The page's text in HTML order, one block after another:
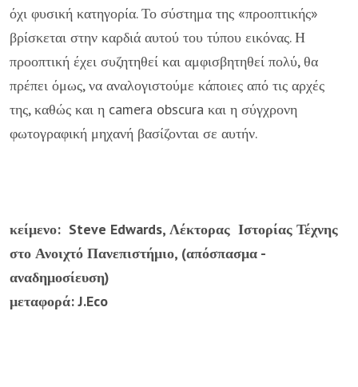
όχι φυσική κατηγορία. Το σύστημα της «προοπτικής»
βρίσκεται στην καρδιά αυτού του τύπου εικόνας. Η
προοπτική έχει συζητηθεί και αμφισβητηθεί πολύ, θα
πρέπει όμως, να αναλογιστούμε κάποιες από τις αρχές
της, καθώς και η camera obscura και η σύγχρονη
φωτογραφική μηχανή βασίζονται σε αυτήν.
κείμενο: Steve Edwards, Λέκτορας Ιστορίας Τέχνης
στο Ανοιχτό Πανεπιστήμιο, (απόσπασμα -
αναδημοσίευση)
μεταφορά: J.Eco